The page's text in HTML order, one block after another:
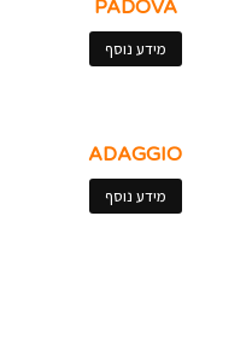
PADOVA
מידע נוסף
ADAGGIO
מידע נוסף